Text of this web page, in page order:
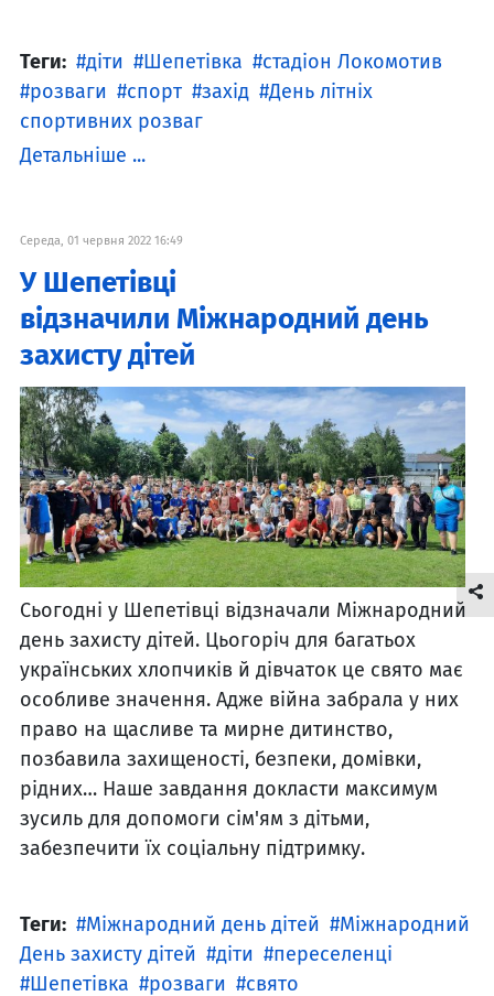
Теги: діти Шепетівка
стадіон Локомотив
розваги
спорт захід
День літніх
спортивних розваг
Детальніше ...
Середа, 01 червня 2022 16:49
У Шепетівці
відзначили Міжнародний день
захисту дітей
Сьогодні у Шепетівці відзначали Міжнародний
день захисту дітей. Цьогоріч для багатьох
українських хлопчиків й дівчаток це свято має
особливе значення. Адже війна забрала у них
право на щасливе та мирне дитинство,
позбавила захищеності, безпеки, домівки,
рідних… Наше завдання докласти максимум
зусиль для допомоги сім'ям з дітьми,
забезпечити їх соціальну підтримку.
Теги: Міжнародний день дітей
Міжнародний
День захисту дітей
діти
переселенці
Шепетівка
розваги
свято